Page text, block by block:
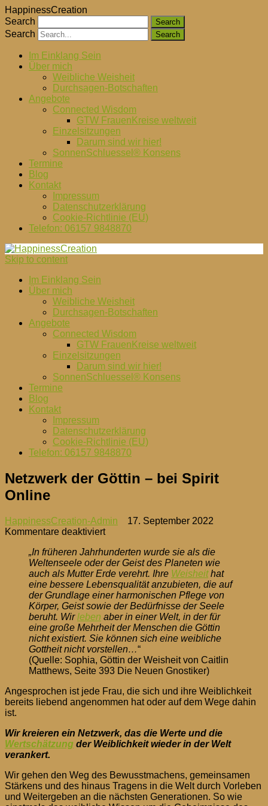
HappinessCreation
Search
Search
Im Einklang Sein
Über mich
Weibliche Weisheit
Durchsagen-Botschaften
Angebote
Connected Wisdom
GTW FrauenKreise weltweit
Einzelsitzungen
Darum sind wir hier!
SonnenSchluessel® Konsens
Termine
Blog
Kontakt
Impressum
Datenschutzerklärung
Cookie-Richtlinie (EU)
Telefon: 06157 9848870
Skip to content
Im Einklang Sein
Über mich
Weibliche Weisheit
Durchsagen-Botschaften
Angebote
Connected Wisdom
GTW FrauenKreise weltweit
Einzelsitzungen
Darum sind wir hier!
SonnenSchluessel® Konsens
Termine
Blog
Kontakt
Impressum
Datenschutzerklärung
Cookie-Richtlinie (EU)
Telefon: 06157 9848870
Netzwerk der Göttin – bei Spirit
Online
HappinessCreation-Admin
17. September 2022
Kommentare deaktiviertfür
der
Göttin
–
bei
Spirit
Online
„In früheren Jahrhunderten wurde sie als die
Weltenseele oder der Geist des Planeten wie
auch als Mutter Erde verehrt. Ihre Weisheithat
eine bessere Lebensqualität anzubieten, die auf
der Grundlage einer harmonischen Pflege von
Körper, Geist sowie der Bedürfnisse der Seele
beruht. Wirleben aber in einer Welt, in der für
eine große Mehrheit der Menschen die Göttin
nicht existiert. Sie können sich eine weibliche
Gottheit nicht vorstellen…“
(Quelle: Sophia, Göttin der Weisheit von Caitlin
Matthews, Seite 393 Die Neuen Gnostiker)
Angesprochen ist jede Frau, die sich und ihre Weiblichkeit
bereits liebend angenommen hat oder auf dem Wege dahin
ist.
Wir kreieren ein Netzwerk, das die Werte und die
Wertschätzung der Weiblichkeit wieder in der Welt
verankert.
Wir gehen den Weg des Bewusstmachens, gemeinsamen
Stärkens und des hinaus Tragens in die Welt durch Vorleben
und Weitergeben an die nächsten Generationen. So wie